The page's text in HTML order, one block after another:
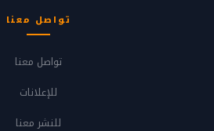
تواصل معنا
تواصل معنا
للإعلانات
للنشر معنا